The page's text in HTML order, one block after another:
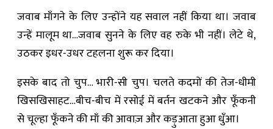
जवाब माँगने के लिए उन्होंने यह सवाल नहीं किया था। जवाब
उन्हें मालूम था…जवाब सुनने के लिए वह रुके भी नहीं। लेटे थे,
उठकर इधर-उधर टहलना शुरू कर दिया।
इसके बाद तो चुप… भारी-सी चुप। चलते कदमों की तेज-धीमी
खिसखिसाहट…बीच-बीच में रसोई में बर्तन खटकने और फूँकनी
से चूल्हा फूँकने की माँ की आवाज़ और कड़ुआता हुआ धुँआ।